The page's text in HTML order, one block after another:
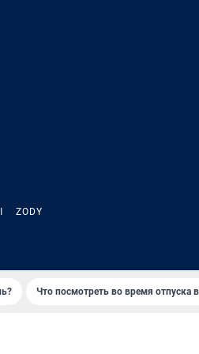
ZODY
Что посмотреть во время отпуска